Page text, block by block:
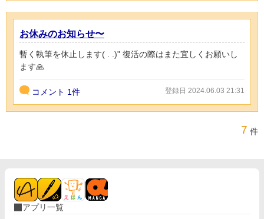
お休みのお知らせ〜
暫く執筆を休止します‪( . .)"‬ 復活の際はまた宜しくお願いし
ます🙏
コメント 1件 登録日 2024.06.03 21:31
7 件
アプリ一覧